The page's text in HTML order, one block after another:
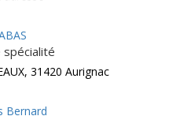
spécialité
31420 Aurignac
Bernard